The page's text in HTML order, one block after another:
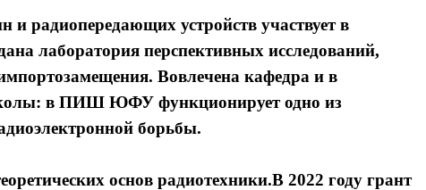
и радиопередающих устройств участвует в
лаборатория перспективных исследований,
Вовлечена кафедра и в
в ПИШ ЮФУ функционирует одно из
борьбы.
основ радиотехники.В 2022 году грант